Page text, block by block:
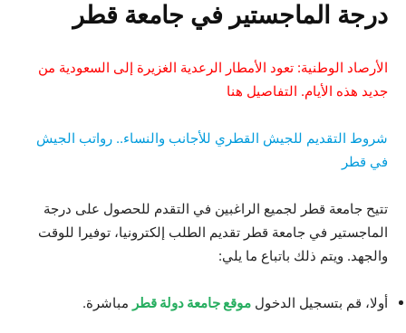
درجة الماجستير في جامعة قطر
الأرصاد الوطنية: تعود الأمطار الرعدية الغزيرة إلى السعودية من
جديد هذه الأيام. التفاصيل هنا
شروط التقديم للجيش القطري للأجانب والنساء.. رواتب الجيش
في قطر
تتيح جامعة قطر لجميع الراغبين في التقدم للحصول على درجة
الماجستير في جامعة قطر تقديم الطلب إلكترونيا، توفيرا للوقت
والجهد. ويتم ذلك باتباع ما يلي:
أولا، قم بتسجيل الدخول موقعجامعة دولة قطر مباشرة.